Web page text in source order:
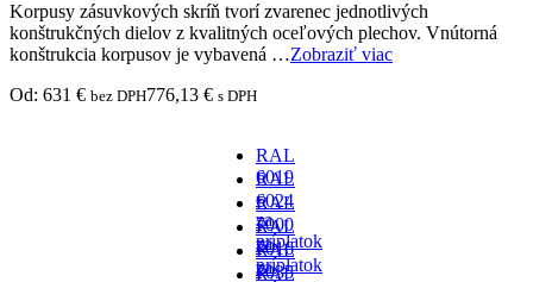
Korpusy zásuvkových skríň tvorí zvarenec jednotlivých
konštrukčných dielov z kvalitných oceľových plechov. Vnútorná
konštrukcia korpusov je vybavená …Zobraziť viac
Od: 631 € bez DPH776,13 € s DPH
RAL
6019
-
za
príplatok
RAL
6024
-
za
príplatok
RAL
7000
-
za
RAL
7016
-
RAL
7035
RAL